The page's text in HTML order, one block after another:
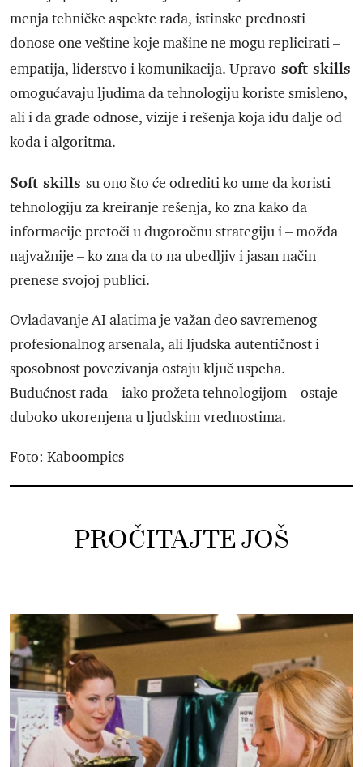
menja tehničke aspekte rada, istinske prednosti
donose one veštine koje mašine ne mogu replicirati –
empatija, liderstvo i komunikacija. Upravo soft skills
omogućavaju ljudima da tehnologiju koriste smisleno,
ali i da grade odnose, vizije i rešenja koja idu dalje od
koda i algoritma.
Soft skills su ono što će odrediti ko ume da koristi
tehnologiju za kreiranje rešenja, ko zna kako da
informacije pretoči u dugoročnu strategiju i – možda
najvažnije – ko zna da to na ubedljiv i jasan način
prenese svojoj publici.
Ovladavanje AI alatima je važan deo savremenog
profesionalnog arsenala, ali ljudska autentičnost i
sposobnost povezivanja ostaju ključ uspeha.
Budućnost rada – iako prožeta tehnologijom – ostaje
duboko ukorenjena u ljudskim vrednostima.
Foto: Kaboompics
PROČITAJTE JOŠ